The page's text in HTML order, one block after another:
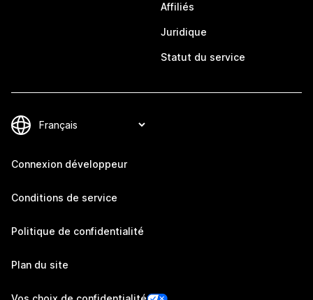
Affiliés
Juridique
Statut du service
Connexion développeur
Conditions de service
Politique de confidentialité
Plan du site